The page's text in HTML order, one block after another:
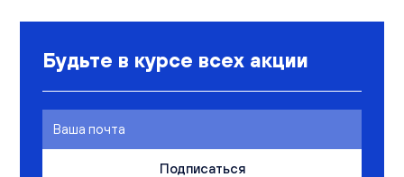
Будьте в курсе всех акции
Подписаться